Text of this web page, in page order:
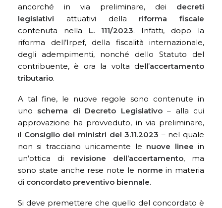
ancorché in via preliminare, dei decreti
legislativi attuativi della riforma fiscale
contenuta nella L. 111/2023. Infatti, dopo la
riforma dell’Irpef, della fiscalità internazionale,
degli adempimenti, nonché dello Statuto del
contribuente, è ora la volta dell’accertamento
tributario.
A tal fine, le nuove regole sono contenute in
uno schema di Decreto Legislativo– alla cui
approvazione ha provveduto, in via preliminare,
il Consiglio dei ministri del 3.11.2023 – nel quale
non si tracciano unicamente le nuove linee in
un’ottica di revisione dell’accertamento, ma
sono state anche rese note le normein materia
di concordato preventivo biennale.
Si deve premettere che quello del concordato è